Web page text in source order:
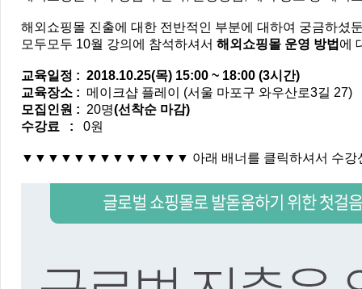
해외쇼핑몰 진출에 대한 전반적인 부분에 대하여 궁금하셨
모두모두 10월 강의에 참석하셔서 해외쇼핑몰 운영 방법 에
교육일정 : 2018.10.25(목) 15:00 ~ 18:00 (3시간)
교육장소 : 메이크샵 플레이 (서울 마포구 와우산로3길 27)
모집인원 : 20명(선착순 마감)
수강료 :
0원
▼▼▼▼▼▼▼▼▼▼▼▼▼ 아래 배너를 클릭하셔서